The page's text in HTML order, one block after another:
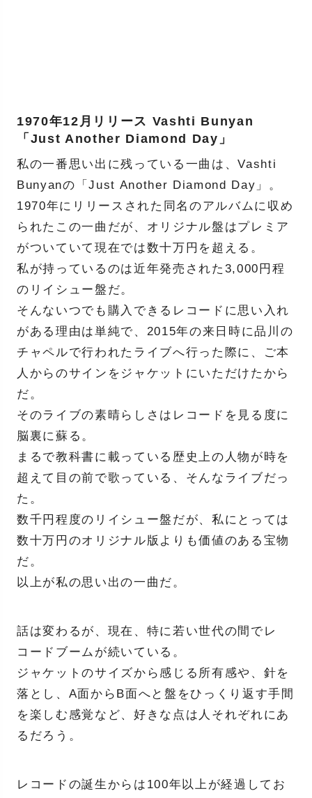
1970年12月リリース Vashti Bunyan
「Just Another Diamond Day」
私の一番思い出に残っている一曲は、Vashti
Bunyanの「Just Another Diamond Day」。
1970年にリリースされた同名のアルバムに収め
られたこの一曲だが、オリジナル盤はプレミア
がついていて現在では数十万円を超える。
私が持っているのは近年発売された3,000円程
のリイシュー盤だ。
そんないつでも購入できるレコードに思い入れ
がある理由は単純で、2015年の来日時に品川の
チャペルで行われたライブへ行った際に、ご本
人からのサインをジャケットにいただけたから
だ。
そのライブの素晴らしさはレコードを見る度に
脳裏に蘇る。
まるで教科書に載っている歴史上の人物が時を
超えて目の前で歌っている、そんなライブだっ
た。
数千円程度のリイシュー盤だが、私にとっては
数十万円のオリジナル版よりも価値のある宝物
だ。
以上が私の思い出の一曲だ。
話は変わるが、現在、特に若い世代の間でレ
コードブームが続いている。
ジャケットのサイズから感じる所有感や、針を
落とし、A面からB面へと盤をひっくり返す手間
を楽しむ感覚など、好きな点は人それぞれにあ
るだろう。
レコードの誕生からは100年以上が経過してお